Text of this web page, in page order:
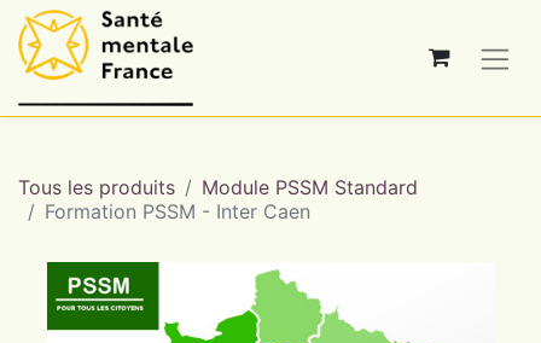
Tous les produits
Module PSSM Standard
Formation PSSM - Inter Caen